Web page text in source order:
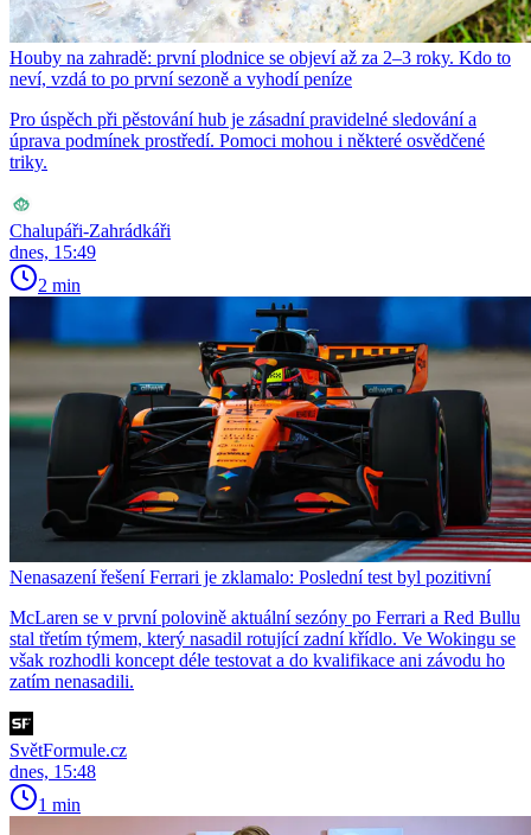
Houby na zahradě: první plodnice se objeví až za 2–3 roky. Kdo to
neví, vzdá to po první sezoně a vyhodí peníze
Pro úspěch při pěstování hub je zásadní pravidelné sledování a
úprava podmínek prostředí. Pomoci mohou i některé osvědčené
triky.
Chalupáři-Zahrádkáři
dnes, 15:49
2 min
Nenasazení řešení Ferrari je zklamalo: Poslední test byl pozitivní
McLaren se v první polovině aktuální sezóny po Ferrari a Red Bullu
stal třetím týmem, který nasadil rotující zadní křídlo. Ve Wokingu se
však rozhodli koncept déle testovat a do kvalifikace ani závodu ho
zatím nenasadili.
SvětFormule.cz
dnes, 15:48
1 min